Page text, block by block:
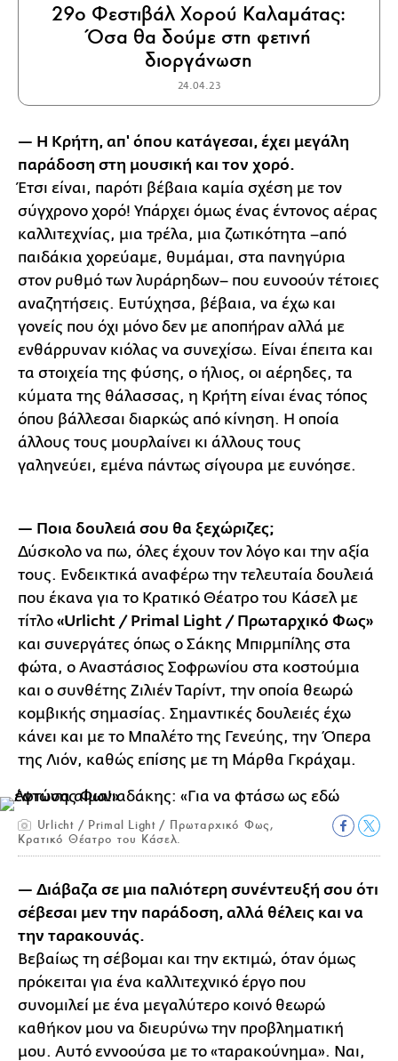
29ο Φεστιβάλ Χορού Καλαμάτας:
Όσα θα δούμε στη φετινή
διοργάνωση
24.04.23
— Η Κρήτη, απ' όπου κατάγεσαι, έχει μεγάλη
παράδοση στη μουσική και τον χορό.
Έτσι είναι, παρότι βέβαια καμία σχέση με τον
σύγχρονο χορό! Υπάρχει όμως ένας έντονος αέρας
καλλιτεχνίας, μια τρέλα, μια ζωτικότητα –από
παιδάκια χορεύαμε, θυμάμαι, στα πανηγύρια
στον ρυθμό των λυράρηδων– που ευνοούν τέτοιες
αναζητήσεις. Ευτύχησα, βέβαια, να έχω και
γονείς που όχι μόνο δεν με αποπήραν αλλά με
ενθάρρυναν κιόλας να συνεχίσω. Είναι έπειτα και
τα στοιχεία της φύσης, ο ήλιος, οι αέρηδες, τα
κύματα της θάλασσας, η Κρήτη είναι ένας τόπος
όπου βάλλεσαι διαρκώς από κίνηση. Η οποία
άλλους τους μουρλαίνει κι άλλους τους
γαληνεύει, εμένα πάντως σίγουρα με ευνόησε.
— Ποια δουλειά σου θα ξεχώριζες;
Δύσκολο να πω, όλες έχουν τον λόγο και την αξία
τους. Ενδεικτικά αναφέρω την τελευταία δουλειά
που έκανα για το Κρατικό Θέατρο του Κάσελ με
τίτλο «Urlicht / Primal Light / Πρωταρχικό Φως»
και συνεργάτες όπως ο Σάκης Μπιρμπίλης στα
φώτα, ο Αναστάσιος Σοφρωνίου στα κοστούμια
και ο συνθέτης Ζιλιέν Ταρίντ, την οποία θεωρώ
κομβικής σημασίας. Σημαντικές δουλειές έχω
κάνει και με το Μπαλέτο της Γενεύης, την Όπερα
της Λιόν, καθώς επίσης με τη Μάρθα Γκράχαμ.
Urlicht / Primal Light / Πρωταρχικό Φως,
Κρατικό Θέατρο του Κάσελ.
— Διάβαζα σε μια παλιότερη συνέντευξή σου ότι
σέβεσαι μεν την παράδοση, αλλά θέλεις και να
την ταρακουνάς.
Βεβαίως τη σέβομαι και την εκτιμώ, όταν όμως
πρόκειται για ένα καλλιτεχνικό έργο που
συνομιλεί με ένα μεγαλύτερο κοινό θεωρώ
καθήκον μου να διευρύνω την προβληματική
μου. Αυτό εννοούσα με το «ταρακούνημα». Ναι,